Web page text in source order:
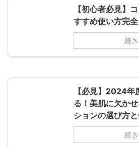
【初心者必見】
すすめ使い方完
続
【必見】2024
る！美肌に欠か
ションの選び方
続